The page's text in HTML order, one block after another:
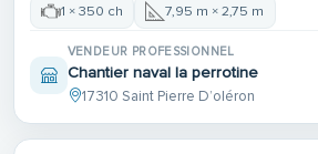
1 × 350 ch 7,95 m × 2,75 m
VENDEUR PROFESSIONNEL
Chantier naval la perrotine
17310 Saint Pierre D’oléron